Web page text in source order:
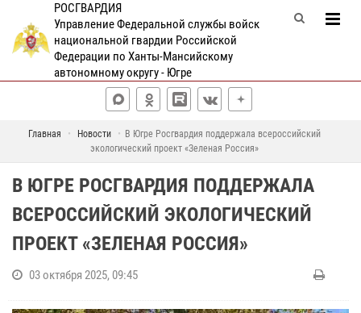
РОСГВАРДИЯ
Управление Федеральной службы войск
национальной гвардии Российской
Федерации по Ханты-Мансийскому
автономному округу - Югре
Главная Новости
В Югре Росгвардия поддержала всероссийский
экологический проект «Зеленая Россия»
В ЮГРЕ РОСГВАРДИЯ ПОДДЕРЖАЛА
ВСЕРОССИЙСКИЙ ЭКОЛОГИЧЕСКИЙ
ПРОЕКТ «ЗЕЛЕНАЯ РОССИЯ»
03 октября 2025, 09:45